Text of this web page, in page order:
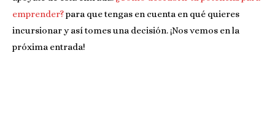
emprender?para que tengas en cuenta en qué quieres
incursionar y así tomes una decisión. ¡Nos vemos en la
próxima entrada!